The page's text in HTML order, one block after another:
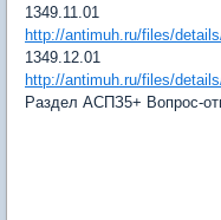
1349.11.01
http://antimuh.ru/files/
1349.12.01
http://antimuh.ru/files/
Раздел АСПЗ5+ Вопрос-